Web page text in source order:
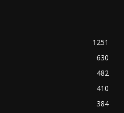
1251
630
482
410
384